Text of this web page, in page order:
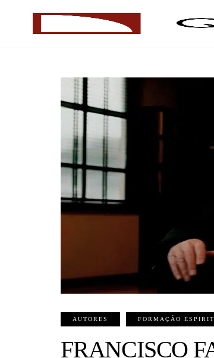
AUTORES FORMAÇÃO
FRANCISCO